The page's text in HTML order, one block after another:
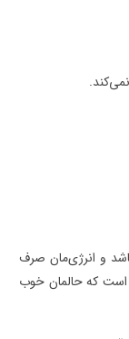
و انرژی‌مان صرف
است که حالمان خوب